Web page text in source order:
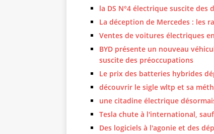
la DS N°4 électrique suscite
La déception de Mercedes : les
Ventes de voitures électriques
BYD présente un nouveau
suscite des préoccupations
Le prix des batteries hybrides
découvrir le sigle wltp et sa
une citadine électrique
Tesla chute à l'international,
Des logiciels à l'agonie et des